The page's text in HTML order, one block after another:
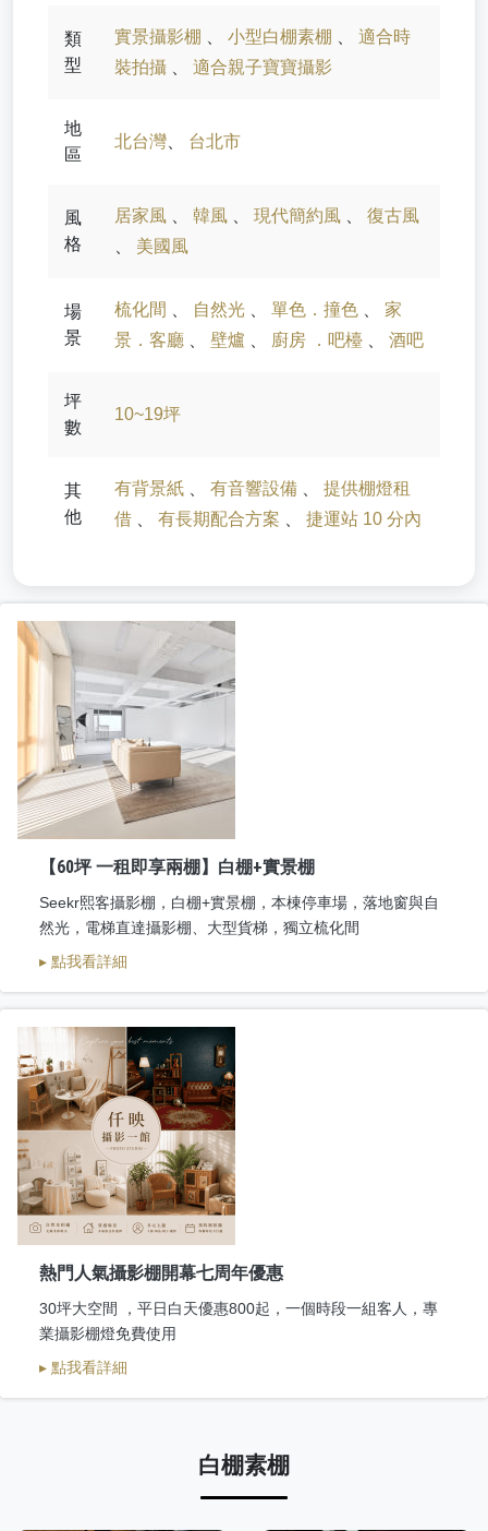
類
型
實景攝影棚 小型白棚素棚
適合時
裝拍攝
適合親子寶寶攝影
地
區
北台灣 台北市
風
格
居家風 韓風 現代簡約風
復古風
美國風
場
景
梳化間 自然光 單色．撞色
家
景．客廳
壁爐 廚房 ．吧檯 酒吧
坪
數
10~19坪
其
他
有背景紙 有音響設備
提供棚燈租
借
有長期配合方案 捷運站 10 分內
【60坪 一租即享兩棚】白棚+實景棚
Seekr熙客攝影棚，白棚+實景棚，本棟停車場，落地窗與自
然光，電梯直達攝影棚、大型貨梯，獨立梳化間
▸ 點我看詳細
熱門人氣攝影棚開幕七周年優惠
30坪大空間 ，平日白天優惠800起，一個時段一組客人，專
業攝影棚燈免費使用
▸ 點我看詳細
白棚素棚